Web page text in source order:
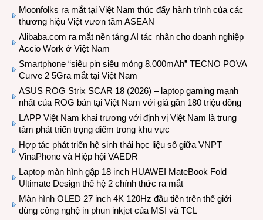
Moonfolks ra mắt tại Việt Nam thúc đẩy hành trình của các
thương hiệu Việt vươn tầm ASEAN
Alibaba.com ra mắt nền tảng AI tác nhân cho doanh nghiệp
Accio Work ở Việt Nam
Smartphone “siêu pin siêu mỏng 8.000mAh” TECNO POVA
Curve 2 5Gra mắt tại Việt Nam
ASUS ROG Strix SCAR 18 (2026) – laptop gaming mạnh
nhất của ROG bán tại Việt Nam với giá gần 180 triệu đồng
LAPP Việt Nam khai trương với định vị Việt Nam là trung
tâm phát triển trọng điểm trong khu vực
Hợp tác phát triển hệ sinh thái học liệu số giữa VNPT
VinaPhone và Hiệp hội VAEDR
Laptop màn hình gập 18 inch HUAWEI MateBook Fold
Ultimate Design thế hệ 2 chính thức ra mắt
Màn hình OLED 27 inch 4K 120Hz đầu tiên trên thế giới
dùng công nghệ in phun inkjet của MSI và TCL